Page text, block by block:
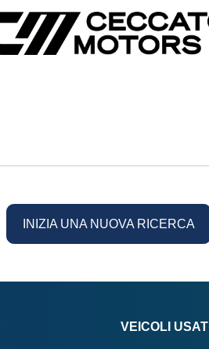
INIZIA UNA NUOVA RICERCA
VEICOLI USATI